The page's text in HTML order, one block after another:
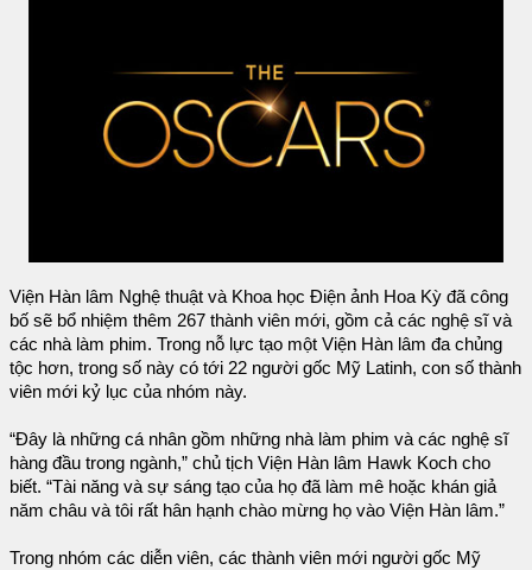
Viện Hàn lâm Nghệ thuật và Khoa học Điện ảnh Hoa Kỳ đã công
bố sẽ bổ nhiệm thêm 267 thành viên mới, gồm cả các nghệ sĩ và
các nhà làm phim. Trong nỗ lực tạo một Viện Hàn lâm đa chủng
tộc hơn, trong số này có tới 22 người gốc Mỹ Latinh, con số thành
viên mới kỷ lục của nhóm này.
“Đây là những cá nhân gồm những nhà làm phim và các nghệ sĩ
hàng đầu trong ngành,” chủ tịch Viện Hàn lâm Hawk Koch cho
biết. “Tài năng và sự sáng tạo của họ đã làm mê hoặc khán giả
năm châu và tôi rất hân hạnh chào mừng họ vào Viện Hàn lâm.”
Trong nhóm các diễn viên, các thành viên mới người gốc Mỹ